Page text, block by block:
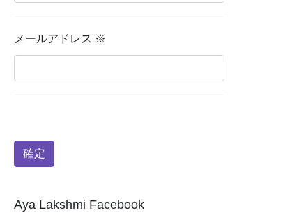
メールアドレス ※
Aya Lakshmi Facebook